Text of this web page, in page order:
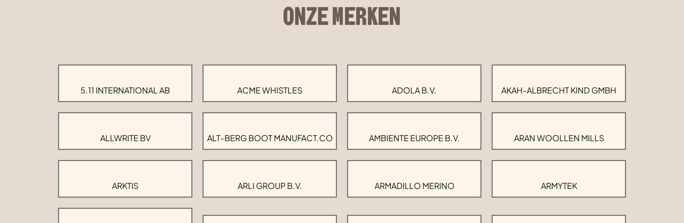
ONZE MERKEN
5.11 INTERNATIONAL AB ACME WHISTLES ADOLA B.V. AKAH-ALBRECHT KIND GMBH
ALLWRITE BV ALT-BERG BOOT MANUFACT.CO AMBIENTE EUROPE B.V. ARAN WOOLLEN MILLS
ARKTIS ARLI GROUP B.V. ARMADILLO MERINO ARMYTEK